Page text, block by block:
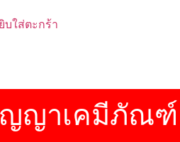
บใส่ตะกร้า
ญญาเคมีภัณฑ์